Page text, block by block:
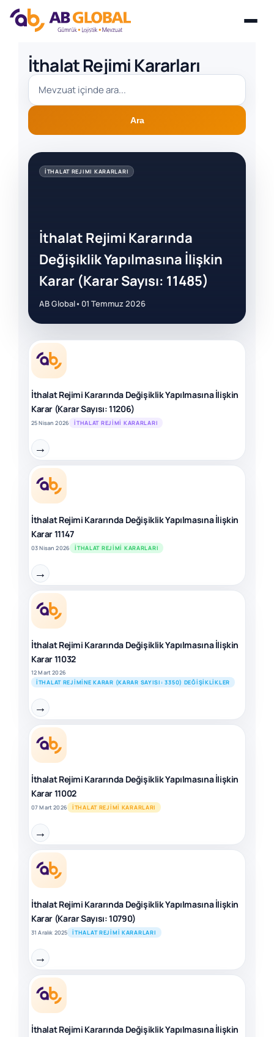
content
İthalat Rejimi Kararları
Ara
İTHALAT REJIMI KARARLARI
İthalat Rejimi Kararında
Değişiklik Yapılmasına İlişkin
Karar (Karar Sayısı: 11485)
AB Global• 01 Temmuz 2026
İthalat Rejimi Kararında Değişiklik Yapılmasına İlişkin
Karar (Karar Sayısı: 11206)
25 Nisan 2026 İTHALAT REJIMI KARARLARI
→
İthalat Rejimi Kararında Değişiklik Yapılmasına İlişkin
Karar 11147
03 Nisan 2026 İTHALAT REJIMI KARARLARI
→
İthalat Rejimi Kararında Değişiklik Yapılmasına İlişkin
Karar 11032
12 Mart 2026
İTHALAT REJIMINE KARAR (KARAR SAYISI: 3350) DEĞIŞIKLIKLER
→
İthalat Rejimi Kararında Değişiklik Yapılmasına İlişkin
Karar 11002
07 Mart 2026 İTHALAT REJIMI KARARLARI
→
İthalat Rejimi Kararında Değişiklik Yapılmasına İlişkin
Karar (Karar Sayısı: 10790)
31 Aralık 2025 İTHALAT REJIMI KARARLARI
→
İthalat Rejimi Kararında Değişiklik Yapılmasına İlişkin